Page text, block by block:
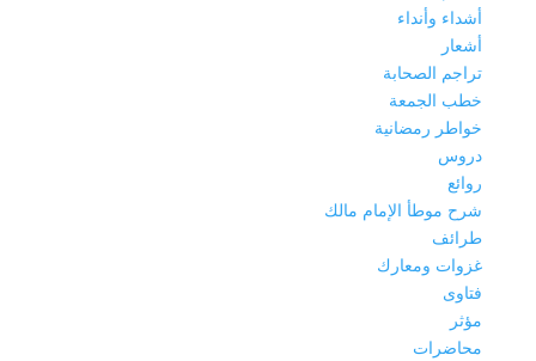
أشداء وأنداء
أشعار
تراجم الصحابة
خطب الجمعة
خواطر رمضانية
دروس
روائع
شرح موطأ الإمام مالك
طرائف
غزوات ومعارك
فتاوى
مؤثر
محاضرات